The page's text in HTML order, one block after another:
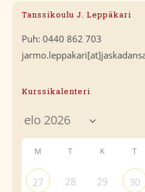
Tanssikoulu J. Leppäkari
Puh: 0440 862 703
Kurssikalenteri
M T K T
27 28 29 30